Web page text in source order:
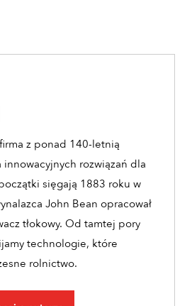
z ponad 140-letnią
rozwiązań dla
sięgają 1883 roku w
John Bean opracował
tłokowy. Od tamtej pory
technologie, które
rolnictwo.